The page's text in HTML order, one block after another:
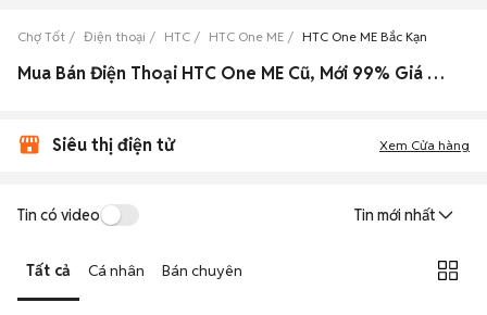
Chợ Tốt Điện thoại HTC HTC One ME HTC One ME Bắc Kạn
Mua Bán Điện Thoại HTC One ME Cũ, Mới 99% Giá Rẻ Bắc Kạn
Siêu thị điện tử Xem Cửa hàng
Tin có video Tin mới nhất
Tất cả Cá nhân Bán chuyên